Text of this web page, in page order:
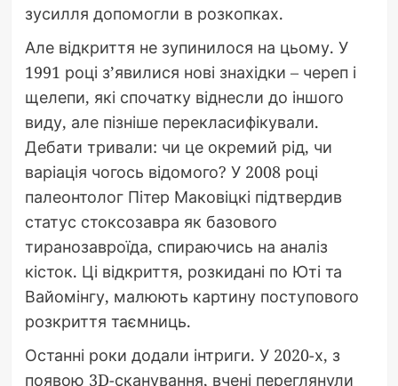
зусилля допомогли в розкопках.
Але відкриття не зупинилося на цьому. У
1991 році з’явилися нові знахідки – череп і
щелепи, які спочатку віднесли до іншого
виду, але пізніше перекласифікували.
Дебати тривали: чи це окремий рід, чи
варіація чогось відомого? У 2008 році
палеонтолог Пітер Маковіцкі підтвердив
статус стоксозавра як базового
тиранозавроїда, спираючись на аналіз
кісток. Ці відкриття, розкидані по Юті та
Вайомінгу, малюють картину поступового
розкриття таємниць.
Останні роки додали інтриги. У 2020-х, з
появою 3D-сканування, вчені переглянули